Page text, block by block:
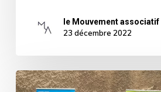
le Mouvement associatif
23 décembre 2022
Le